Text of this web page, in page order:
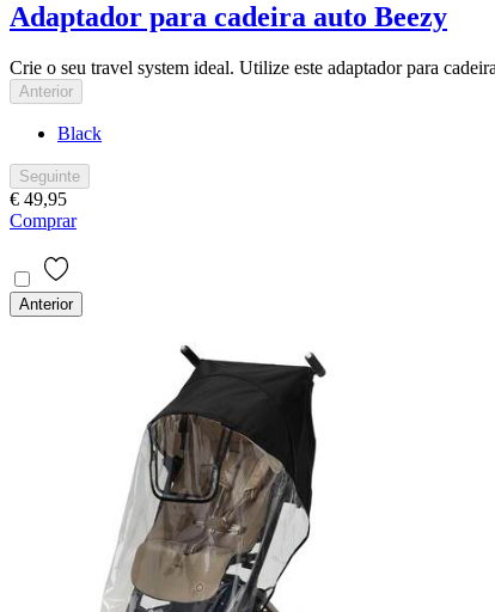
Adaptador para cadeira auto Beezy
Crie o seu travel system ideal. Utilize este adaptador para
Anterior
Black
Seguinte
€ 49,95
Comprar
Anterior